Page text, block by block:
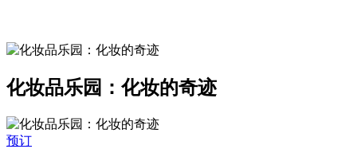
化妆品乐园：化妆的奇迹
预订